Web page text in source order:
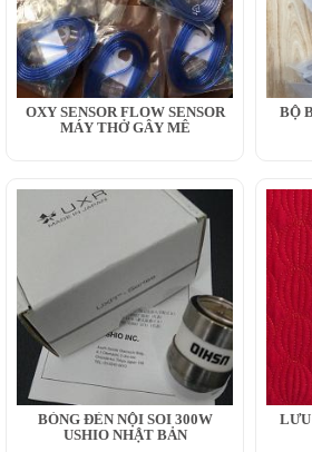
OXY SENSOR FLOW SENSOR
MÁY THỞ GÂY MÊ
BỘ
BÓNG ĐÈN NỘI SOI 300W
USHIO NHẬT BẢN